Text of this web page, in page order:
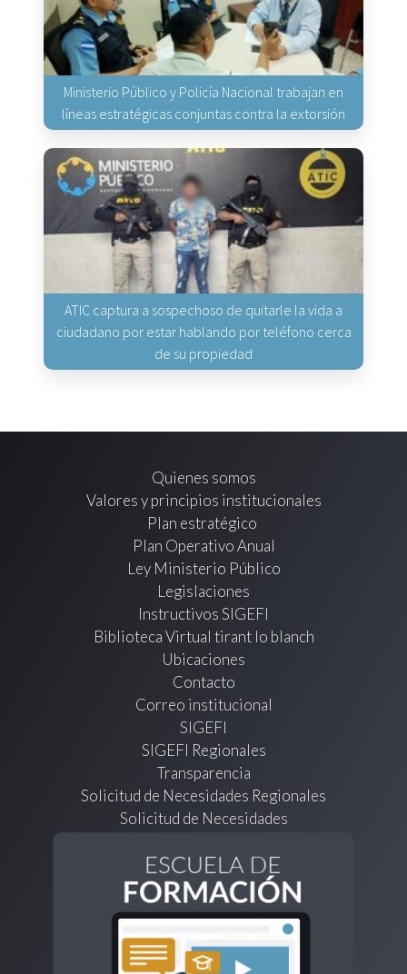
Ministerio Público y Policía Nacional trabajan en
líneas estratégicas conjuntas contra la extorsión
ATIC captura a sospechoso de quitarle la vida a
ciudadano por estar hablando por teléfono cerca
de su propiedad
Quienes somos
Valores y principios institucionales
Plan estratégico
Plan Operativo Anual
Ley Ministerio Público
Legislaciones
Instructivos SIGEFI
Biblioteca Virtual tirant lo blanch
Ubicaciones
Contacto
Correo institucional
SIGEFI
SIGEFI Regionales
Transparencia
Solicitud de Necesidades Regionales
Solicitud de Necesidades